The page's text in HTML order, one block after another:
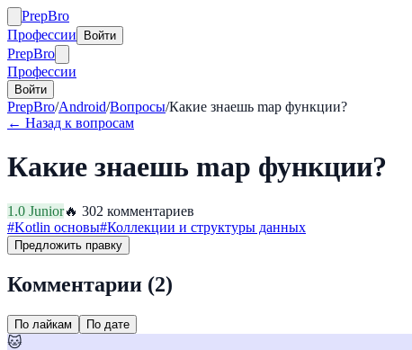
PrepBro
Профессии
Войти
PrepBro
Профессии
Войти
PrepBro/Android/Вопросы/Какие знаешь map функции?
← Назад к вопросам
Какие знаешь map функции?
1.0 Junior🔥 302 комментариев
#Kotlin основы#Коллекции и структуры данных
Предложить правку
Комментарии (2)
По лайкам По дате
🐱